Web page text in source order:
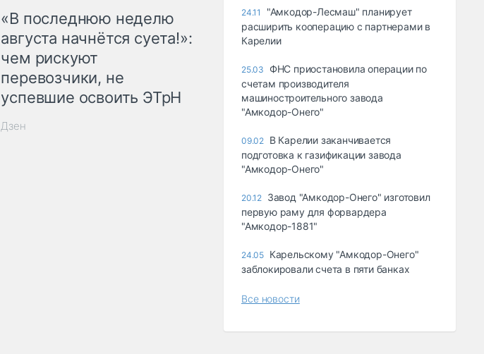
«В последнюю неделю
августа начнётся суета!»:
чем рискуют
перевозчики, не
успевшие освоить ЭТрН
Дзен
24.11
"Амкодор-Лесмаш" планирует
расширить кооперацию с партнерами в
Карелии
25.03
ФНС приостановила операции по
счетам производителя
машиностроительного завода
"Амкодор-Онего"
09.02 В Карелии заканчивается
подготовка к газификации завода
"Амкодор-Онего"
20.12 Завод "Амкодор-Онего" изготовил
первую раму для форвардера
"Амкодор-1881"
24.05 Карельскому "Амкодор-Онего"
заблокировали счета в пяти банках
Все новости